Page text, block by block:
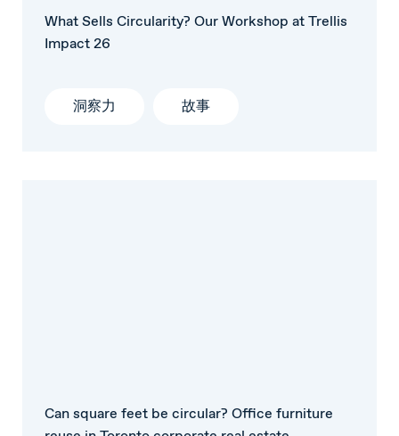
What Sells Circularity? Our Workshop at Trellis
Impact 26
洞察力 故事
Can square feet be circular? Office furniture